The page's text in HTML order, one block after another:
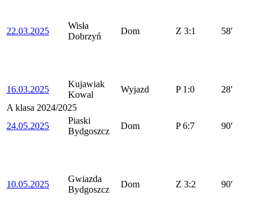
22.03.2025
Wisła
Dobrzyń
Dom Z 3:1 58′
16.03.2025
Kujawiak
Kowal
Wyjazd P 1:0 28′
A klasa 2024/2025
24.05.2025
Piaski
Bydgoszcz
Dom P 6:7 90′
10.05.2025
Gwiazda
Bydgoszcz
Dom Z 3:2 90′